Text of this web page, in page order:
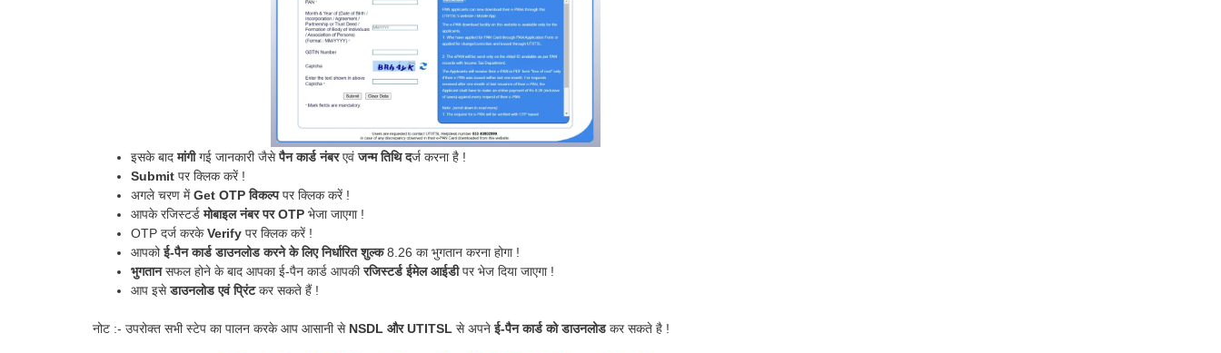
इसके बादमांगीगई जानकारी जैसेपैन कार्ड नंबरएवंजन्म तिथि दर्ज करना है !
Submit पर क्लिक करें !
अगले चरण मेंGet OTP विकल्पपर क्लिक करें !
आपके रजिस्टर्डमोबाइल नंबर पर OTP भेजा जाएगा !
OTP दर्ज करकेVerify पर क्लिक करें !
आपकोई-पैन कार्ड डाउनलोड करने के लिए निर्धारित शुल्क8.26 का भुगतान करना होगा !
भुगतानसफल होने के बाद आपका ई-पैन कार्ड आपकीरजिस्टर्ड ईमेल आईडीपर भेज दिया जाएगा !
आप इसेडाउनलोड एवं प्रिंटकर सकते हैं !
नोट :- उपरोक्त सभी स्टेप का पालन करके आप आसानी से NSDL और UTITSL से अपनेई-पैन कार्ड को डाउनलोडकर सकते है !